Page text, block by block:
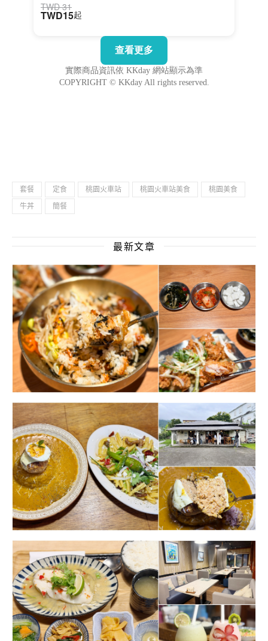
套餐 定食 桃園火車站 桃園火車站美食
桃園美食
牛丼
簡餐
最新文章